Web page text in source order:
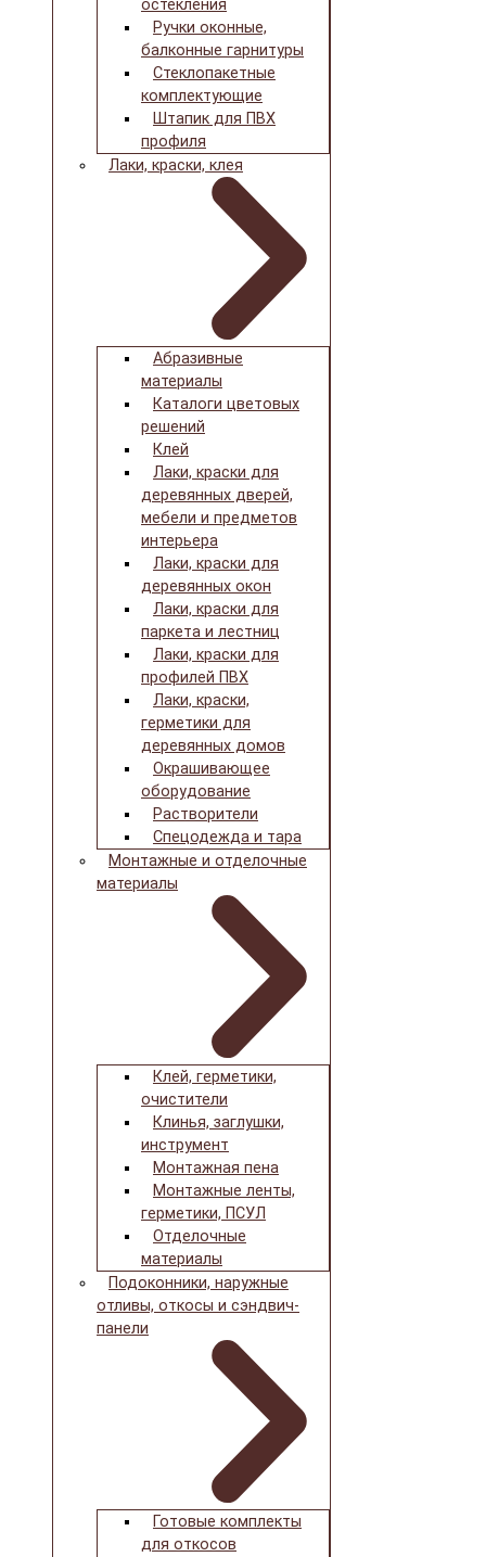
остекления
Ручки оконные,
балконные гарнитуры
Стеклопакетные
комплектующие
Штапик для ПВХ
профиля
Лаки, краски, клея
Абразивные
материалы
Каталоги цветовых
решений
Клей
Лаки, краски для
деревянных дверей,
мебели и предметов
интерьера
Лаки, краски для
деревянных окон
Лаки, краски для
паркета и лестниц
Лаки, краски для
профилей ПВХ
Лаки, краски,
герметики для
деревянных домов
Окрашивающее
оборудование
Растворители
Спецодежда и тара
Монтажные и отделочные
материалы
Клей, герметики,
очистители
Клинья, заглушки,
инструмент
Монтажная пена
Монтажные ленты,
герметики, ПСУЛ
Отделочные
материалы
Подоконники, наружные
отливы, откосы и сэндвич-
панели
Готовые комплекты
для откосов